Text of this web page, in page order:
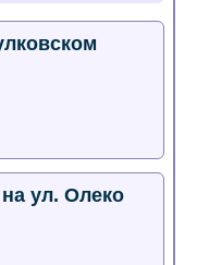
ул. Олеко